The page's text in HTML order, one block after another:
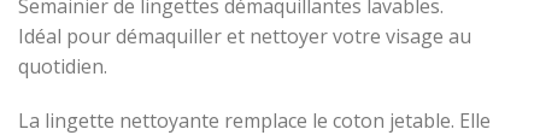
Semainier de lingettes démaquillantes lavables.
Idéal pour démaquiller et nettoyer votre visage au
quotidien.
La lingette nettoyante remplace le coton jetable. Elle